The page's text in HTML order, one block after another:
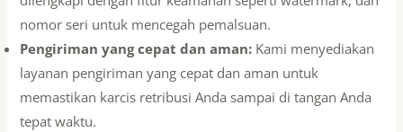
nomor seri untuk mencegah pemalsuan.
Pengiriman yang cepat dan aman: Kami menyediakan
layanan pengiriman yang cepat dan aman untuk
memastikan karcis retribusi Anda sampai di tangan Anda
tepat waktu.